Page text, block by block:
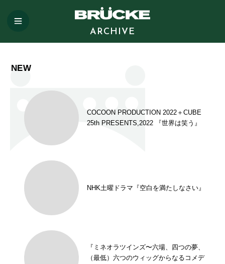
ARCHIVE
NEW
COCOON PRODUCTION 2022＋CUBE
25th PRESENTS,2022 『世界は笑う』
NHK土曜ドラマ『空白を満たしなさい』
『ミネオラツインズ〜六場、四つの夢、
（最低）六つのウィッグからなるコメデ